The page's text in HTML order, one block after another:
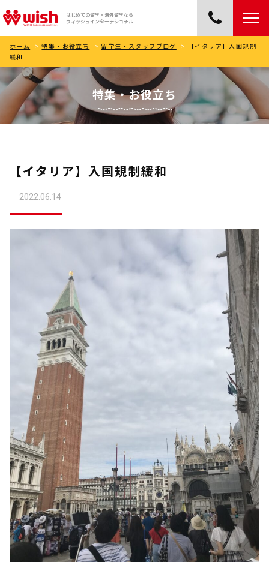
はじめての留学・海外留学なら
ウィッシュインターナショナル
ホーム > 特集・お役立ち > 留学生・スタッフブログ >
【イタリア】入国規制
緩和
特集・お役立ち
【イタリア】入国規制緩和
2022.06.14